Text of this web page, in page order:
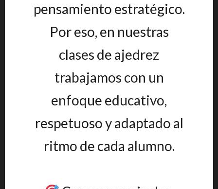
pensamiento estratégico.
Por eso, en nuestras
clases de ajedrez
trabajamos con un
enfoque educativo,
respetuoso y adaptado al
ritmo de cada alumno.